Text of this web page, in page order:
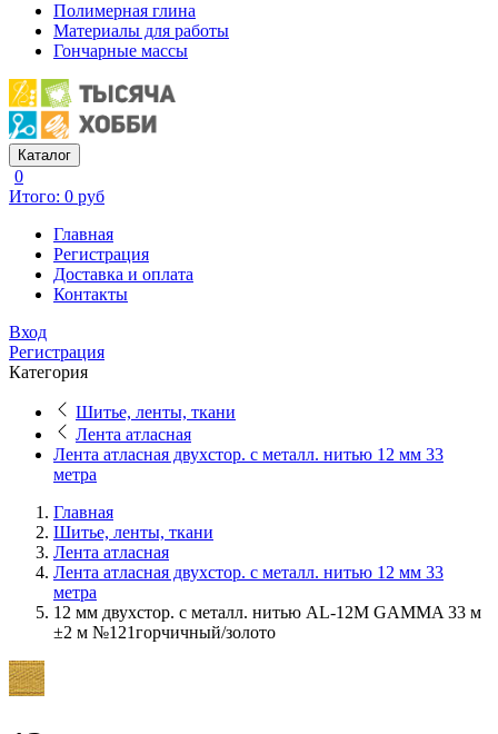
Полимерная глина
Материалы для работы
Гончарные массы
Каталог
0
Итого: 0 руб
Главная
Регистрация
Доставка и оплата
Контакты
Вход
Регистрация
Категория
Шитье, ленты, ткани
Лента атласная
Лента атласная двухстор. с металл. нитью 12 мм 33
метра
Главная
Шитье, ленты, ткани
Лента атласная
Лента атласная двухстор. с металл. нитью 12 мм 33
метра
12 мм двухстор. с металл. нитью AL-12M GAMMA 33 м
±2 м №121горчичный/золото